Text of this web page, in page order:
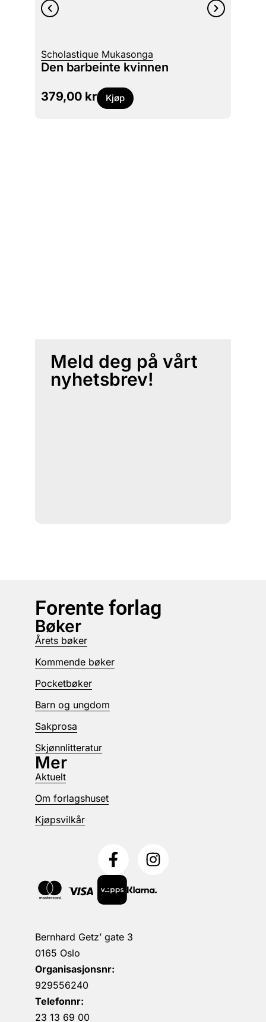
Scholastique Mukasonga
Den barbeinte kvinnen
379,00 kr Kjøp
Meld deg på vårt
nyhetsbrev!
Forente forlag
Bernhard Getz’ gate 3
0165 Oslo
Organisasjonsnr:
929556240
Telefonnr:
23 13 69 00
Bøker
Årets bøker
Kommende bøker
Pocketbøker
Barn og ungdom
Sakprosa
Skjønnlitteratur
Mer
Aktuelt
Om forlagshuset
Kjøpsvilkår